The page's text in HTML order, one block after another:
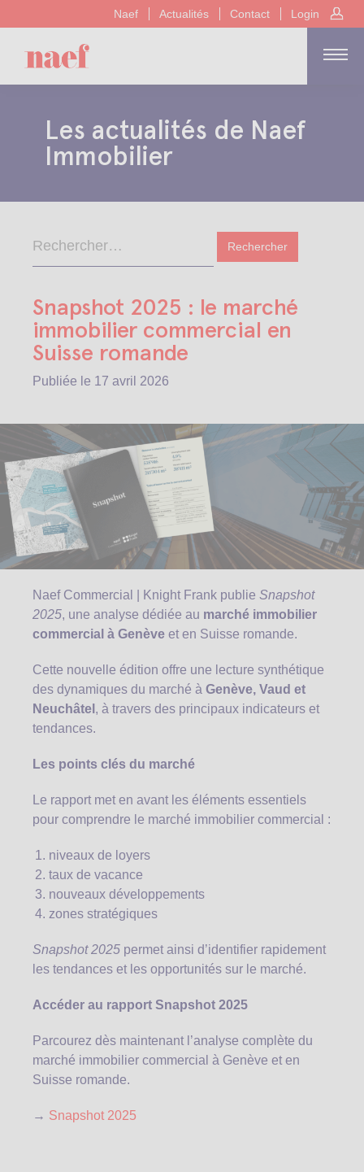
Naef Actualités Contact Login
Les actualités de Naef
Immobilier
Snapshot 2025 : le marché
immobilier commercial en
Suisse romande
Publiée le 17 avril 2026
Naef Commercial | Knight Frank publie Snapshot
2025, une analyse dédiée au marché immobilier
commercial à Genève et en Suisse romande.
Cette nouvelle édition offre une lecture synthétique
des dynamiques du marché à Genève, Vaud et
Neuchâtel , à travers des principaux indicateurs et
tendances.
Les points clés du marché
Le rapport met en avant les éléments essentiels
pour comprendre le marché immobilier commercial :
niveaux de loyers
taux de vacance
nouveaux développements
zones stratégiques
Snapshot 2025 permet ainsi d’identifier rapidement
les tendances et les opportunités sur le marché.
Accéder au rapport Snapshot 2025
Parcourez dès maintenant l’analyse complète du
marché immobilier commercial à Genève et en
Suisse romande.
→ Snapshot 2025